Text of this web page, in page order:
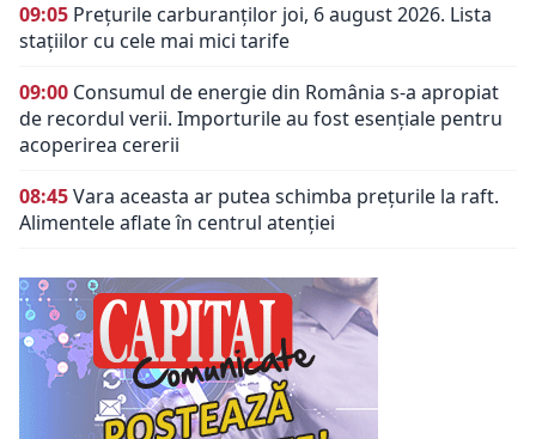
09:05 Prețurile carburanților joi, 6 august 2026. Lista
stațiilor cu cele mai mici tarife
09:00 Consumul de energie din România s-a apropiat
de recordul verii. Importurile au fost esențiale pentru
acoperirea cererii
08:45Vara aceasta ar putea schimba prețurile la raft.
Alimentele aflate în centrul atenției